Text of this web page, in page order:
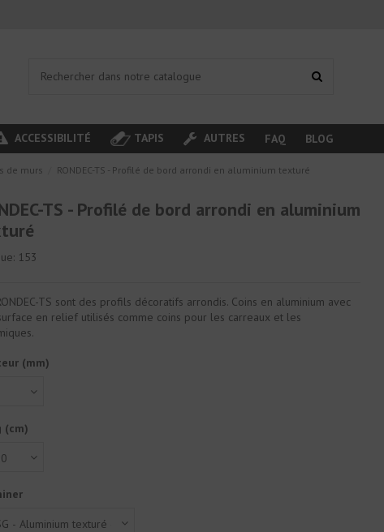
ACCESSIBILITÉ TAPIS AUTRES FAQ BLOG
de murs RONDEC-TS - Profilé de bord arrondi en aluminium texturé
TS - Profilé de bord arrondi en aluminium
153
TS sont des profils décoratifs arrondis. Coins en aluminium avec
en relief utilisés comme coins pour les carreaux et les
(mm)
(cm)